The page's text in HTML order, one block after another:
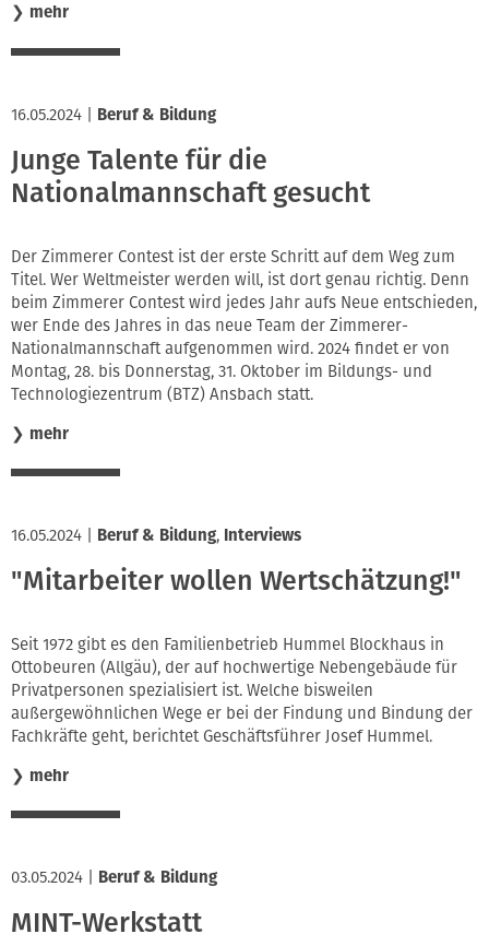
❯ mehr
16.05.2024 Beruf & Bildung
Junge Talente für die
Nationalmannschaft gesucht
Der Zimmerer Contest ist der erste Schritt auf dem Weg zum
Titel. Wer Weltmeister werden will, ist dort genau richtig. Denn
beim Zimmerer Contest wird jedes Jahr aufs Neue entschieden,
wer Ende des Jahres in das neue Team der Zimmerer-
Nationalmannschaft aufgenommen wird. 2024 findet er von
Montag, 28. bis Donnerstag, 31. Oktober im Bildungs- und
Technologiezentrum (BTZ) Ansbach statt.
❯ mehr
16.05.2024 Beruf & Bildung, Interviews
"Mitarbeiter wollen Wertschätzung!"
Seit 1972 gibt es den Familienbetrieb Hummel Blockhaus in
Ottobeuren (Allgäu), der auf hochwertige Nebengebäude für
Privatpersonen spezialisiert ist. Welche bisweilen
außergewöhnlichen Wege er bei der Findung und Bindung der
Fachkräfte geht, berichtet Geschäftsführer Josef Hummel.
❯ mehr
03.05.2024 Beruf & Bildung
MINT-Werkstatt